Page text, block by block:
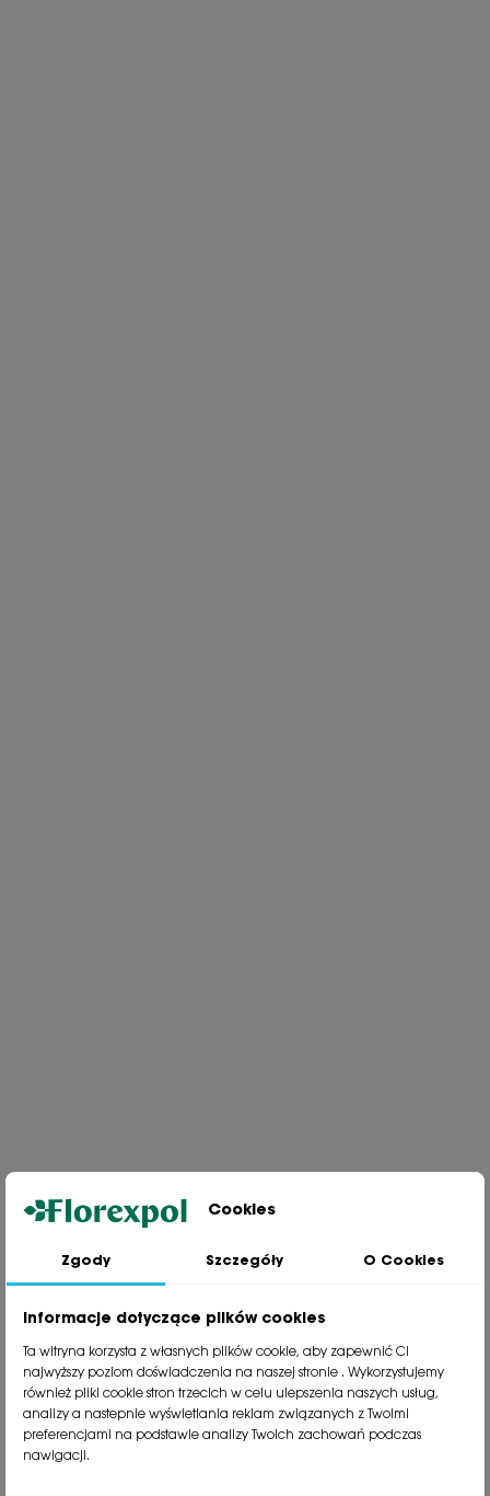
Jesteśmy wiodącą firmą wysyłkową roślin na terenie Polski. Od ponad
30 lat dzielimy się z naszymi Klientami naszą pasją, doświadczeniem i
81 533 23 05
phone81 533 30 50
phone 81 533 82 20
Polecane kategorie
Cookies
Zgody Szczegóły O Cookies
Informacje dotyczące plików cookies
Ta witryna korzysta z własnych plików cookie, aby zapewnić Ci
najwyższy poziom doświadczenia na naszej stronie . Wykorzystujemy
również pliki cookie stron trzecich w celu ulepszenia naszych usług,
analizy a nastepnie wyświetlania reklam związanych z Twoimi
preferencjami na podstawie analizy Twoich zachowań podczas
nawigacji.